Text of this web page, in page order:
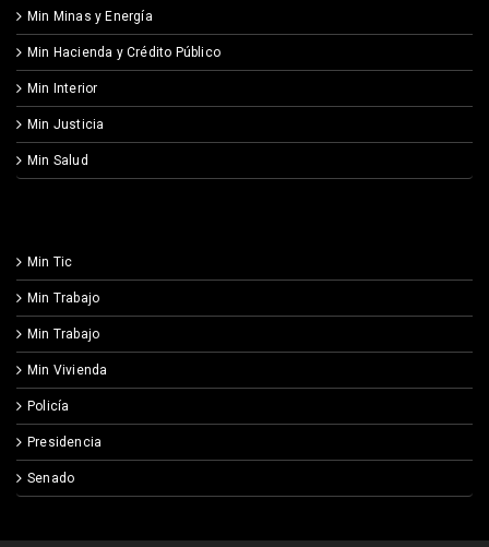
Min Minas y Energía
Min Hacienda y Crédito Público
Min Interior
Min Justicia
Min Salud
Min Tic
Min Trabajo
Min Trabajo
Min Vivienda
Policía
Presidencia
Senado